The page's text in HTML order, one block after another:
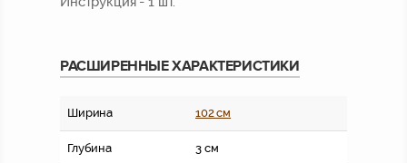
РАСШИРЕННЫЕ ХАРАКТЕРИСТИКИ
Ширина 102 см
Глубина 3 см